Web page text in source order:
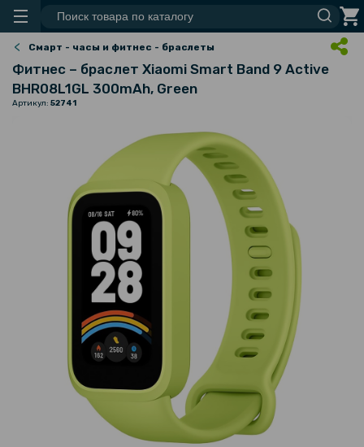
Смарт - часы и фитнес - браслеты
Фитнес – браслет Xiaomi Smart Band 9 Active
BHR08L1GL 300mAh, Green
Артикул: 52741